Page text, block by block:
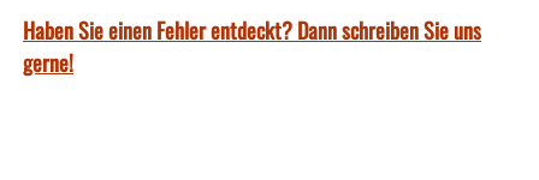
Haben Sie einen Fehler entdeckt? Dann schreiben Sie uns
gerne!